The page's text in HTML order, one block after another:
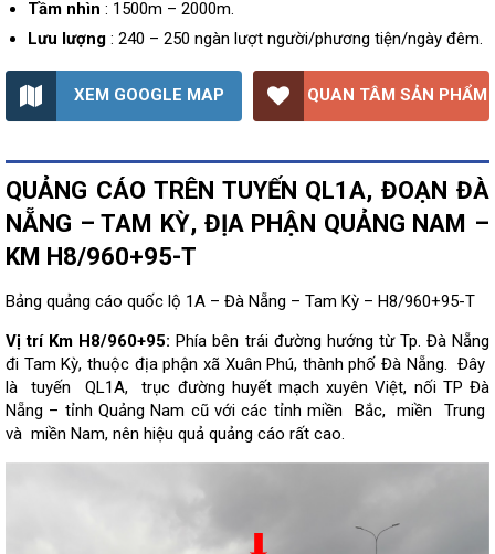
Tầm nhìn : 1500m – 2000m.
Lưu lượng : 240 – 250 ngàn lượt người/phương tiện/ngày đêm.
XEM GOOGLE MAP QUAN TÂM SẢN PHẨM
QUẢNG CÁO TRÊN TUYẾN QL1A, ĐOẠN ĐÀ
NẴNG – TAM KỲ, ĐỊA PHẬN QUẢNG NAM –
KM H8/960+95-T
Bảng quảng cáo quốc lộ 1A – Đà Nẵng – Tam Kỳ – H8/960+95-T
Vị trí Km H8/960+95:Phía bên trái đường hướng từ Tp. Đà Nẵng
đi Tam Kỳ, thuộc địa phận xã Xuân Phú, thành phố Đà Nẵng. Đây
là tuyến QL1A, trục đường huyết mạch xuyên Việt, nối TP Đà
Nẵng – tỉnh Quảng Nam cũ với các tỉnh miền Bắc, miền Trung
và miền Nam, nên hiệu quả quảng cáo rất cao.